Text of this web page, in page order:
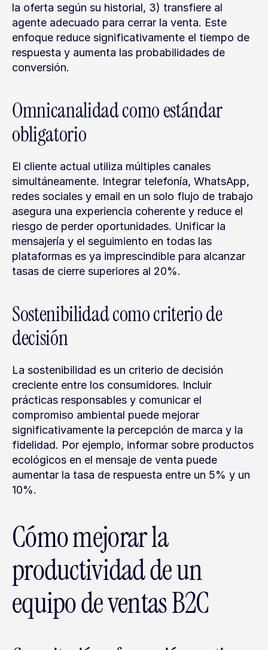
la oferta según su historial, 3) transfiere al
agente adecuado para cerrar la venta. Este
enfoque reduce significativamente el tiempo de
respuesta y aumenta las probabilidades de
conversión.
Omnicanalidad como estándar
obligatorio
El cliente actual utiliza múltiples canales
simultáneamente. Integrar telefonía, WhatsApp,
redes sociales y email en un solo flujo de trabajo
asegura una experiencia coherente y reduce el
riesgo de perder oportunidades. Unificar la
mensajería y el seguimiento en todas las
plataformas es ya imprescindible para alcanzar
tasas de cierre superiores al 20%.
Sostenibilidad como criterio de
decisión
La sostenibilidad es un criterio de decisión
creciente entre los consumidores. Incluir
prácticas responsables y comunicar el
compromiso ambiental puede mejorar
significativamente la percepción de marca y la
fidelidad. Por ejemplo, informar sobre productos
ecológicos en el mensaje de venta puede
aumentar la tasa de respuesta entre un 5% y un
10%.
Cómo mejorar la
productividad de un
equipo de ventas B2C